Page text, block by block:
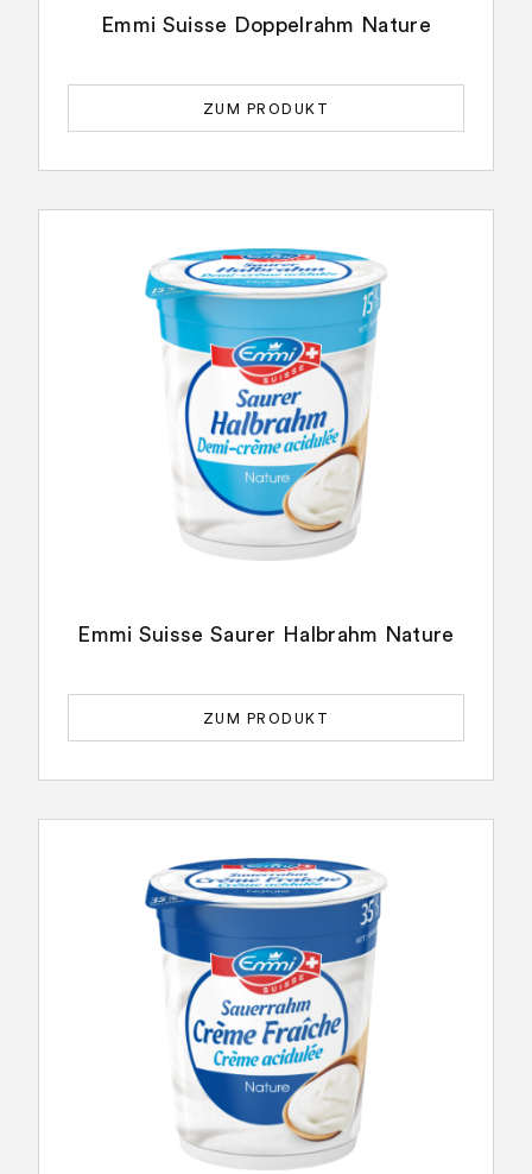
Emmi Suisse Doppelrahm Nature
ZUM PRODUKT
Emmi Suisse Saurer Halbrahm Nature
ZUM PRODUKT